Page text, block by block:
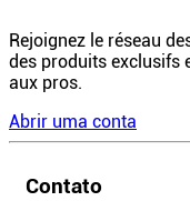
Rejoignez le réseau
des produits exclusifs
aux pros.
Abrir uma conta
Contato